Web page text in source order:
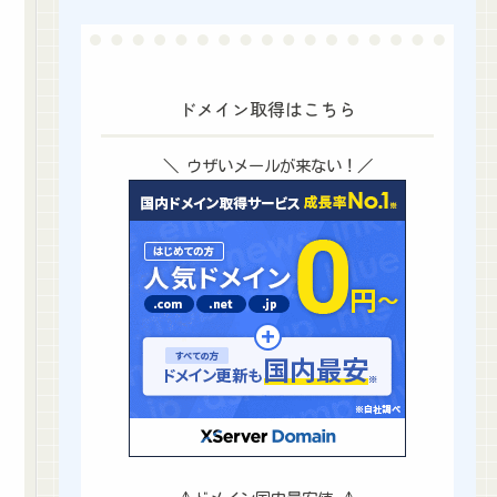
ドメイン取得はこちら
＼ ウザいメールが来ない！／